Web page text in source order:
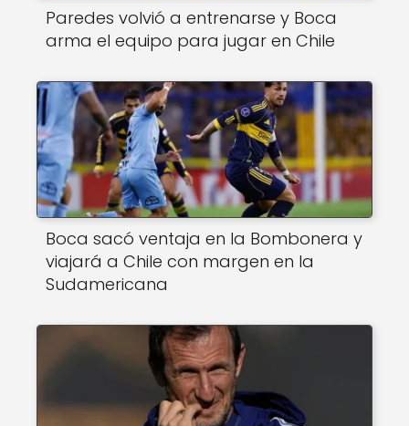
Paredes volvió a entrenarse y Boca
arma el equipo para jugar en Chile
Boca sacó ventaja en la Bombonera y
viajará a Chile con margen en la
Sudamericana